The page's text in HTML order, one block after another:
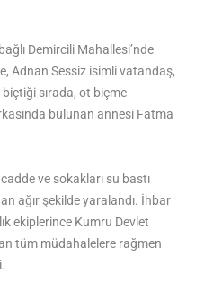
Demircili Mahallesi’nde
Adnan Sessiz isimli vatandaş,
biçtiği sırada, ot biçme
bulunan annesi Fatma
ve sokakları su bastı
ağır şekilde yaralandı. İhbar
ekiplerince Kumru Devlet
tüm müdahalelere rağmen